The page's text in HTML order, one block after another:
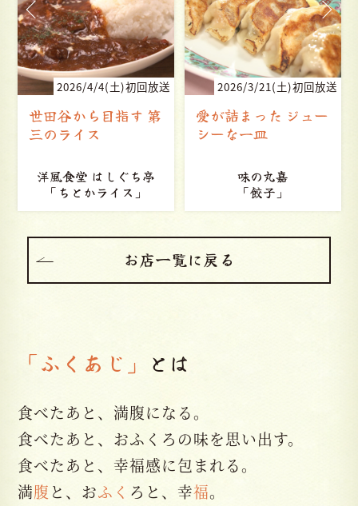
2026/4/4(土)初回放送
世田谷から目指す 第
三のライス
洋風食堂 はしぐち亭
「ちとかライス」
2026/3/21(土)初回放送
愛が詰まった ジュー
シーな一皿
味の丸嘉
「餃子」
お店一覧に戻る
「ふくあじ」 とは
食べたあと、満腹になる。
食べたあと、おふくろの味を思い出す。
食べたあと、幸福感に包まれる。
満腹 と、おふく ろと、幸福。